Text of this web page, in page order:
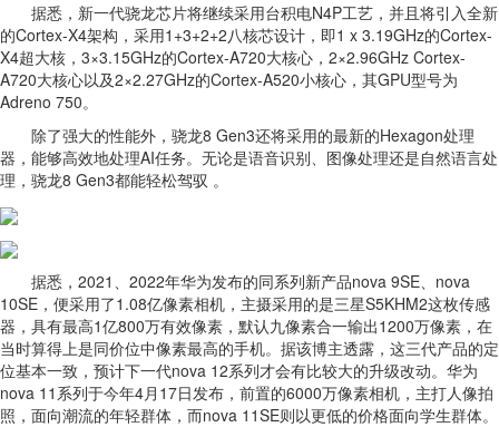
据悉，新一代骁龙芯片将继续采用台积电N4P工艺，并且将引入全新
的Cortex-X4架构，采用1+3+2+2八核芯设计，即1 x 3.19GHz的Cortex-
X4超大核，3×3.15GHz的Cortex-A720大核心，2×2.96GHz Cortex-
A720大核心以及2×2.27GHz的Cortex-A520小核心，其GPU型号为
Adreno 750。
除了强大的性能外，骁龙8 Gen3还将采用的最新的Hexagon处理
器，能够高效地处理AI任务。无论是语音识别、图像处理还是自然语言处
理，骁龙8 Gen3都能轻松驾驭 。
据悉，2021、2022年华为发布的同系列新产品nova 9SE、nova
10SE，便采用了1.08亿像素相机，主摄采用的是三星S5KHM2这枚传感
器，具有最高1亿800万有效像素，默认九像素合一输出1200万像素，在
当时算得上是同价位中像素最高的手机。据该博主透露，这三代产品的定
位基本一致，预计下一代nova 12系列才会有比较大的升级改动。华为
nova 11系列于今年4月17日发布，前置的6000万像素相机，主打人像拍
照，面向潮流的年轻群体，而nova 11SE则以更低的价格面向学生群体。